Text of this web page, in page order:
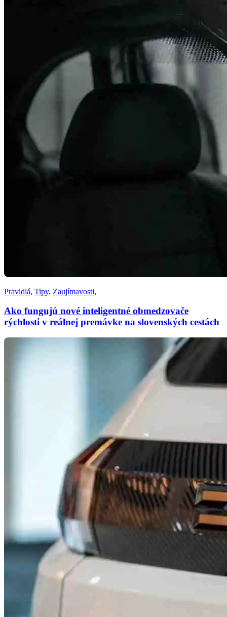
Pravidlá, Tipy, Zaujímavosti,
Ako fungujú nové inteligentné obmedzovače
rýchlosti v reálnej premávke na slovenských cestách